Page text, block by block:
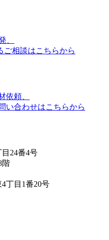
、
ご相談はこちらから
依頼、
い合わせはこちらから
24番4号
階
丁目1番20号